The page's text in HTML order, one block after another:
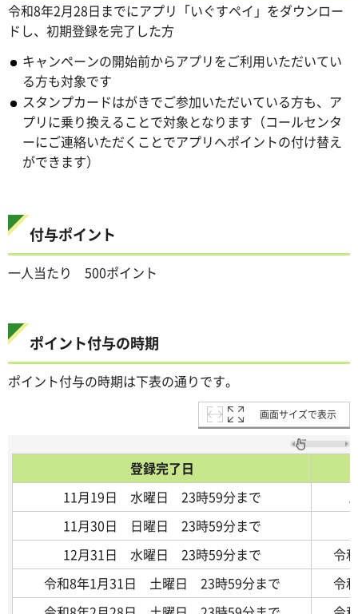
令和8年2月28日までにアプリ「いぐすペイ」をダウンロー
ドし、初期登録を完了した方
キャンペーンの開始前からアプリをご利用いただいてい
る方も対象です
スタンプカードはがきでご参加いただいている方も、ア
プリに乗り換えることで対象となります（コールセンタ
ーにご連絡いただくことでアプリへポイントの付け替え
ができます）
付与ポイント
一人当たり 500ポイント
ポイント付与の時期
ポイント付与の時期は下表の通りです。
画面サイズで表示
登録完了日
11月19日 水曜日 23時59分まで
11月30日 日曜日 23時59分まで
12月31日 水曜日 23時59分まで
令
令和8年1月31日 土曜日 23時59分まで
令